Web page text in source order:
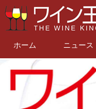
ホーム ニュース